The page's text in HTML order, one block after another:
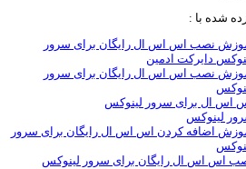
با :
نصب اس اس ال رایگان برای سرور
دایرکت ادمین
نصب اس اس ال رایگان برای سرور
ال برای سرور لینوکس
لینوکس
اضافه کردن اس اس ال رایگان برای سرور
اس ال رایگان برای سرور لینوکس